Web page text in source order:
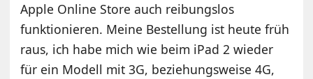
Apple Online Store auch reibungslos
funktionieren. Meine Bestellung ist heute früh
raus, ich habe mich wie beim iPad 2 wieder
für ein Modell mit 3G, beziehungsweise 4G,